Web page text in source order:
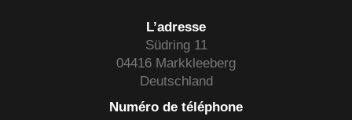
L’adresse
Südring 11
04416 Markkleeberg
Deutschland
Numéro de téléphone